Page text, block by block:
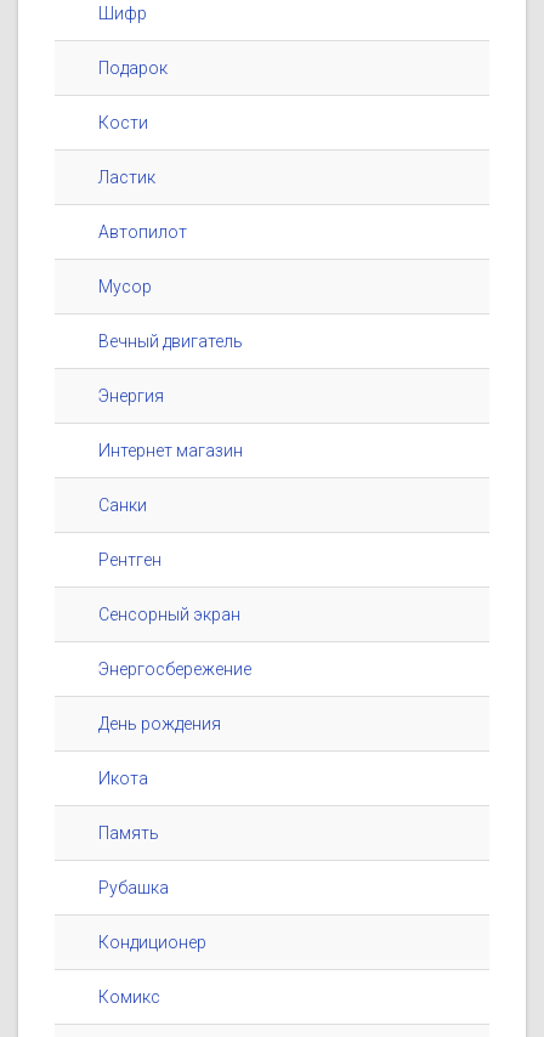
Шифр
Подарок
Кости
Ластик
Автопилот
Мусор
Вечный двигатель
Энергия
Интернет магазин
Санки
Рентген
Сенсорный экран
Энергосбережение
День рождения
Икота
Память
Рубашка
Кондиционер
Комикс